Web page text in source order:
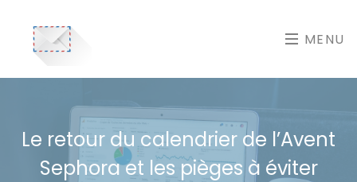
MENU
Le retour du calendrier de l’Avent
Sephora et les pièges à éviter